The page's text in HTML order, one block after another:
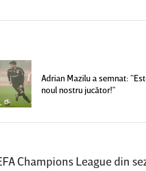
Adrian Mazilu a semnat:
noul nostru jucător!”
Champions League din